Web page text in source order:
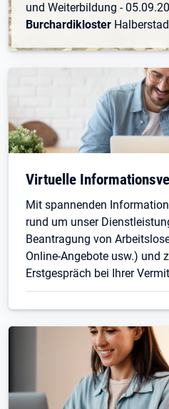
und Weiterbildung -
Burchardikloster
Virtuelle
Mit spannenden
rund um unser
Beantragung von
Online-Angebote usw.) und
Erstgespräch bei Ihrer